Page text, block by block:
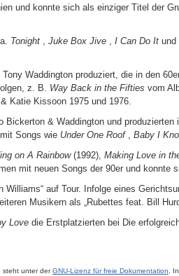
und konnte sich als einziger Titel der
Tonight Juke Box Jive I Can Do It und
Waddington produziert, die in den
z. B. Way Back in the Fifties vom
Katie Kissoon 1975 und 1976.
& Waddington und
Songs wie Under One Roof, Baby I
on A Rainbow(1992), Making Love in
mit neuen Songs der 90er und konnte
auf Tour. Infolge eines
Musikern als „Rubettes feat. Bill
Love die Erstplatzierten bei Die
steht unter derGNU-Lizenz für freie Dokumentation .